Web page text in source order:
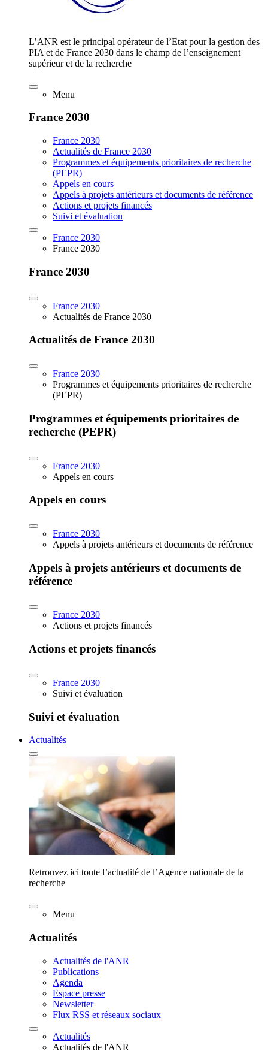
L’ANR est le principal opérateur de l’Etat pour la gestion des
PIA et de France 2030 dans le champ de l’enseignement
supérieur et de la recherche
Menu
France 2030
France 2030
Actualités de France 2030
Programmes et équipements prioritaires de recherche
(PEPR)
Appels en cours
Appels à projets antérieurs et documents de référence
Actions et projets financés
Suivi et évaluation
France 2030
France 2030
France 2030
France 2030
Actualités de France 2030
Actualités de France 2030
France 2030
Programmes et équipements prioritaires de recherche
(PEPR)
Programmes et équipements prioritaires de
recherche (PEPR)
France 2030
Appels en cours
Appels en cours
France 2030
Appels à projets antérieurs et documents de référence
Appels à projets antérieurs et documents de
référence
France 2030
Actions et projets financés
Actions et projets financés
France 2030
Suivi et évaluation
Suivi et évaluation
Actualités
Retrouvez ici toute l’actualité de l’Agence nationale de la
recherche
Menu
Actualités
Actualités de l'ANR
Publications
Agenda
Espace presse
Newsletter
Flux RSS et réseaux sociaux
Actualités
Actualités de l'ANR